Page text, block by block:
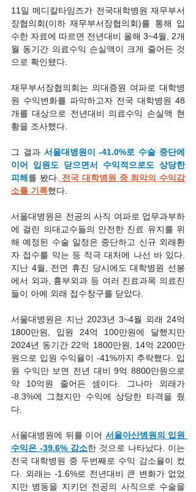
11일 메디칼타임즈가 전국대학병원 재무부서
장협의회(이하 재무부서장협의회)를 통해 입
수한 자료에 따르면 전년대비 올해 3~4월, 2개
월 동기간 의료수익 손실액이 크게 줄어든 것
으로 확인됐다.
재무부서장협의회는 의대증원 여파로 대학병
원 수익변화를 파악하고자 전국 대학병원 48
개를 대상으로 전년대비 의료수익 손실액 현
황을 조사했다.
그 결과 서울대병원이 -41.0%로 수술 중단에
이어 입원도 닫으면서 수익적으로도 상당한
피해 를 봤다. 전국 대학병원 중 최악의 수익감
소를 기록했다.
서울대병원은 전공의 사직 여파로 업무과부하
에 걸린 의대교수들의 안전한 진료 유지를 위
해 예정된 수술 일정은 중단하고 신규 외래환
자 접수를 막는 등 적극 대처에 나선 바 있다.
지난 4월, 전면 휴진 당시에도 대학병원 선봉
에서 외과, 흉부외과 등 여러 진료과목 의료진
들이 아예 외래 접수창구를 닫았다.
서울대병원은 지난 2023년 3~4월 외래 24억
1800만원, 입원 24억 100만원에 달했지만
2024년 동기간 22억 1800만원, 14억 2200만
원으로 입원 수익율이 -41%까지 추락했다. 입
원 수익만 보면 전년 대비 9억 8800만원으로
약 10억원 줄어든 셈이다. 그나마 외래가
-8.3%에 그쳤지만 수익에 상당한 타격을 줬
다.
서울대병원에 뒤를 이어 서울아산병원의 입원
수익은 -39.6% 감소한 것으로 나타났다. 이는
전국 대학병원 중 두번째로 수익 감소율이 컸
다. 외래는 -1.6%로 전년대비 큰 변화가 없었
지만 병동을 지키던 전공의 사직으로 수술을